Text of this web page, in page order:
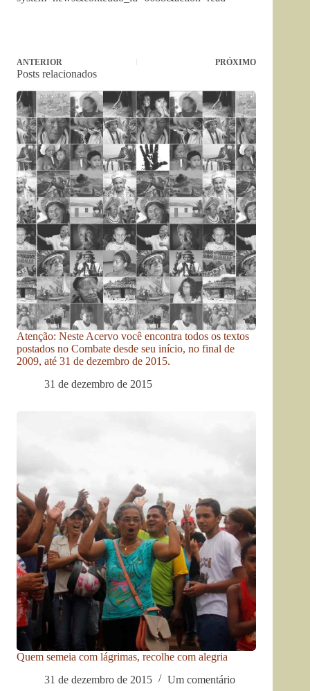
ANTERIOR PRÓXIMO
Posts relacionados
Atenção: Neste Acervo você encontra todos os textos
postados no Combate desde seu início, no final de
2009, até 31 de dezembro de 2015.
31 de dezembro de 2015
Quem semeia com lágrimas, recolhe com alegria
31 de dezembro de 2015
Um comentário